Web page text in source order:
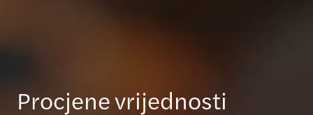
Procjene vrijednosti